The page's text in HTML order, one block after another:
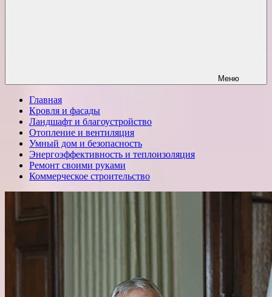
Меню
Главная
Кровля и фасады
Ландшафт и благоустройство
Отопление и вентиляция
Умный дом и безопасность
Энергоэффективность и теплоизоляция
Ремонт своими руками
Коммерческое строительство